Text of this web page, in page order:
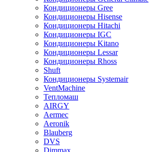
Кондиционеры Gree
Кондиционеры Hisense
Кондиционеры Hitachi
Кондиционеры IGC
Кондиционеры Kitano
Кондиционеры Lessar
Кондиционеры Rhoss
Shuft
Кондиционеры Systemair
VentMachine
Тепломаш
AIRGY
Aermec
Aeronik
Blauberg
DVS
Dimmax